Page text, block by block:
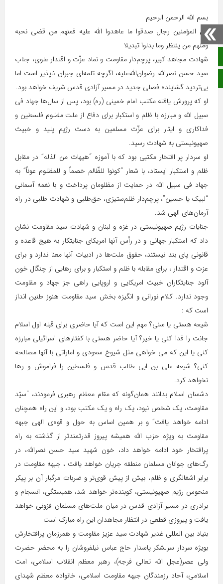
صفحه نخست
بسم اللّه الرحمن الرحیم
من المؤمنین رجال صدقوا ما عاهدوا الله علیه فمنهم من قضى نحبه
ومنهم من ینتظر وما بدلوا تبدیلا
شهادت مجاهد کبیر، پرچم‌دار مقاومت و نماد عزّت و اقتدار علوی، جناب
سید حسن نصرالله رضوان‌الله‌علیه، اگرچه تلمه‌ای جبران ناپذیر است اما
بی‌تردید گشاینده فصلی جدید در مسیر آزادی قدس شریف خواهد بود.
او که پرورش یافته مکتب امام خمینی (ره) بود، پس از سال‌ها جهاد فی
سبیل الله و مبارزه با ظلم و استکبار برای دفاع از ملت مظلوم فلسطین و
فداکاری و ایثار برای عزّت مسلمین به دست رژیم پلید و خبیث
صهیونیستی به شهادت رسید.
او سردار پر افتخار مکتبی بود که با آموزه “هیهات من الذله” در مقابل
ظلم و استکبار ایستاد، با شعار “کونوا للظّالم خصماً و للمظلوم عوناً” به
جهاد فی سبیل الله در حمایت از مظلومان پرداخت و با نغمه آسمانی
“لبیک یا حسین”، پرچم‌دار ظلم‌ستیزی، حق‌طلبی و شهادت طلبی در راه
آرمان‌های الهی شد.
جنایات رژیم صهیونیستی در غزه و لبنان و شهادت سید مقاومت نشان
داد که استکبار جهانی و در رأس آنها امریکای جنایتکار به هیچ قاعده و
قانونی پای بند نیستند، حقوق ملت‌ها در ادبیات آنها معنا ندارد و برای
عزت و اقتدار ، برای مقابله با ظلم و استکبار و برای رهایی از چنگال خون
آلود جنایتکاران خبیث امریکایی و اروپایی راهی جز جهاد و مقاومت
وجود ندارد. کلام نورانی و انگیزه بخش سید مقاومت هنوز طنین انداز
است که :
شیعه هستی یا سنی؟ مهم این است که آیا حاضری برای قبله اول اسلام
جانت را فدا کنی یا خیر؟ آیا حاضر هستی با کفتارهای اسرائیلی مبارزه
کنی یا این که می خواهی مثل شیوخ سعودی و اماراتی با آنها مصالحه
کنی؟ شیعه علی بن ابی طالب قدس و فلسطین را فراموش و رها
نخواهد کرد.
دشمنان اسلام بدانند همان‌گونه که مقام معظم رهبری فرمودند، “سیّد
مقاومت، یک شخص نبود، یک راه و یک مکتب بود، و این راه همچنان
ادامه خواهد یافت” و بر همین اساس به حول و قوه‌ی الهی جبهه
مقاومت به ویژه حزب الله همیشه پیروز قدرتمندتر از گذشته به راه
پرافتخار خود ادامه خواهد داد، خون شهید سید حسن نصرالله، در
رگ‌های جوانان مسلمان منطقه جریان خواهد یافت ، جبهه مقاومت در
برابر اشغالگری و ظلم، بیش از پیش قوی‌تر و ضربات مرگبار آن بر پیکر
منحوس رژیم صهیونیستی، کوبنده‌تر خواهد شد، همبستگی، انسجام و
برادری در مسیر آزادی قدس در میان ملت‌های مسلمان فزونی خواهد
یافت و پیروزی قطعی در انتظار مجاهدان این راه مبارک است
بنیاد بین المللی غدیر شهادت سید عزیز مقاومت و همرزمان پرافتخارش
بویژه سردار سرلشکر پاسدار حاج عباس نیلفروشان را به محضر حضرت
ولی عصر(عجل الله تعالی فرجه)، رهبر معظم انقلاب اسلامی، امت
اسلامی، آحاد رزمندگان جبهه مقاومت اسلامی، خانواده معظم شهدای